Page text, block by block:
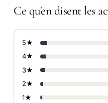
Ce qu'en disent les
5★
4★
3★
2★
1★